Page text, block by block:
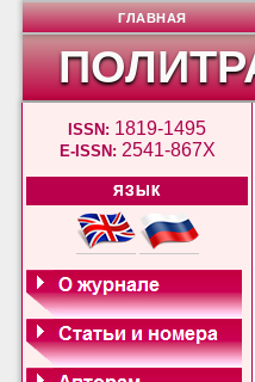
ISSN: 1819-1495
E-ISSN: 2541-867X
ЯЗЫК
ГЛАВНАЯ